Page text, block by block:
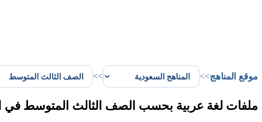
موقع المناهج>>
>>
ملفات لغة عربية بحسب الصف الثالث المتوسط في